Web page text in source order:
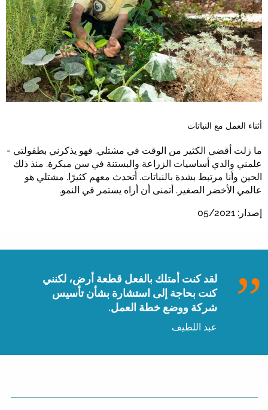
أثناء العمل مع النباتات
ما زلت أقضي الكثير من الوقت في مشتلي. فهو يذكرني بطفولتي -
علمني والدي أساسيات الزراعة والبستنة في سن مبكرة. منذ ذلك
الحين وأنا مرتبط بشدة بالنباتات. أتحدث معهم كثيرًا. مشتلي هو
عالمي الأخضر الصغير. أتمنى أن أراه يستمر في النمو.
إصدار: 05/2021
لقد كنت أمتلك بالفعل قطعة أرض، لكنني
كنت بحاجة إلى استشارة بشأن تأسيس
شركة ووضع خطة العمل.
عبد اللطيف